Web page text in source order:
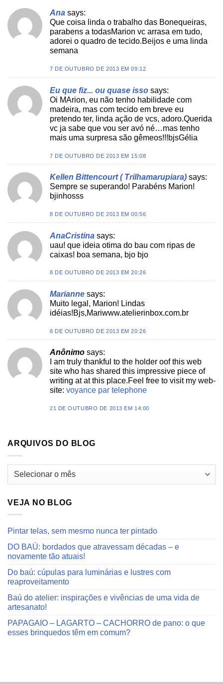
Ana says:
Que coisa linda o trabalho das Bonequeiras,
parabens a todasMarion vc arrasa em tudo,
adorei o quadro de tecido.Beijos e uma linda
semana
7 DE OUTUBRO DE 2013 EM 09:12
Eu que fiz... ou quase isso says:
Oi MArion, eu não tenho habilidade com
madeira, mas com tecido em breve eu
pretendo ter, linda ação de vcs, adoro.Querida
vc ja sabe que vou ser avó né…mas tenho
mais uma surpresa são gêmeos!!!bjsGélia
7 DE OUTUBRO DE 2013 EM 15:08
Kellen Bittencourt ( Trilhamarupiara) says:
Sempre se superando! Parabéns Marion!
bjinhosss
8 DE OUTUBRO DE 2013 EM 00:56
AnaCristina says:
uau! que ideia otima do bau com ripas de
caixas! boa semana, bjo bjo
8 DE OUTUBRO DE 2013 EM 20:26
Marianne says:
Muito legal, Marion! Lindas
idéias!Bjs,Mariwww.atelierinbox.com.br
8 DE OUTUBRO DE 2013 EM 20:26
Anônimo says:
I am truly thankful to the holder oof this web
site who has shared this impressive piece of
writing at at this place.Feel free to visit my web-
site: voyance par telephone
21 DE OUTUBRO DE 2013 EM 14:00
ARQUIVOS DO BLOG
Arquivos
VEJA NO BLOG
Pintar telas, sem mesmo nunca ter pintado
DO BAÚ: bordados que atravessam décadas – e
novamente tão atuais!
Do baú: cúpulas para luminárias e lustres com
reaproveitamento
Baú do atelier: inspirações e vivências de uma vida de
artesanato!
PAPAGAIO – LAGARTO – CACHORRO de pano: o que
esses brinquedos têm em comum?